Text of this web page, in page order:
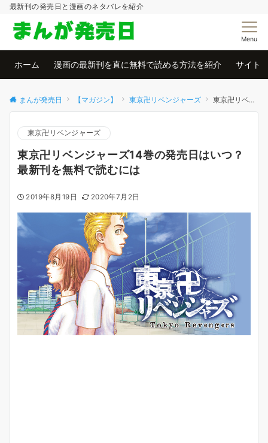
最新刊の発売日と漫画のネタバレを紹介
Menu
ホーム 漫画の最新刊を直に無料で読める方法を紹介 サイト
まんが発売日 【マガジン】 東京卍リベンジャーズ 東京卍リベンジャーズ14巻の発売日はいつ？最新刊を無料で読むには
東京卍リベンジャーズ
東京卍リベンジャーズ14巻の発売日はいつ？
最新刊を無料で読むには
2019年8月19日 2020年7月2日